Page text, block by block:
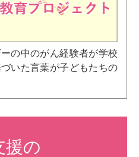
の中のがん経験者が学校
いた言葉が子どもたちの
援の